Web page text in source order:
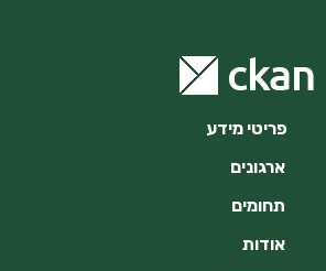
פריטי מידע
ארגונים
תחומים
אודות